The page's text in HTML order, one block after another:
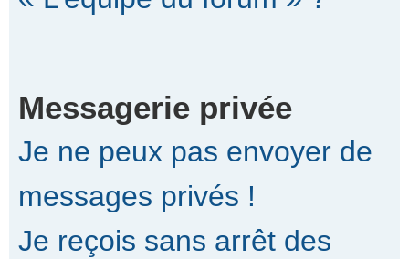
Messagerie privée
Je ne peux pas envoyer de
messages privés !
Je reçois sans arrêt des